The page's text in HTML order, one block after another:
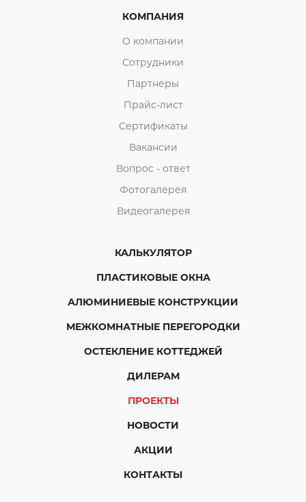
КОМПАНИЯ
О компании
Сотрудники
Партнеры
Прайс-лист
Сертификаты
Вакансии
Вопрос - ответ
Фотогалерея
Видеогалерея
КАЛЬКУЛЯТОР
ПЛАСТИКОВЫЕ ОКНА
АЛЮМИНИЕВЫЕ КОНСТРУКЦИИ
МЕЖКОМНАТНЫЕ ПЕРЕГОРОДКИ
ОСТЕКЛЕНИЕ КОТТЕДЖЕЙ
ДИЛЕРАМ
ПРОЕКТЫ
НОВОСТИ
АКЦИИ
КОНТАКТЫ